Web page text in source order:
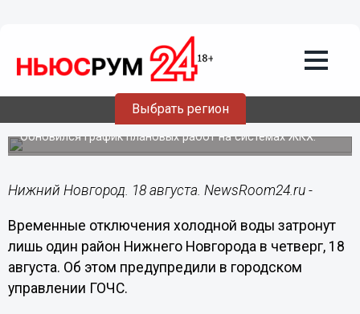
Выбрать регион
18.08.202209:29
Холодную воду отключат частично в
Канавинском районе 18 августа
Обновился график плановых работ на системах ЖКХ.
Нижний Новгород. 18 августа. NewsRoom24.ru -
Временные отключения холодной воды затронут
лишь один район Нижнего Новгорода в четверг, 18
августа. Об этом предупредили в городском
управлении ГОЧС.